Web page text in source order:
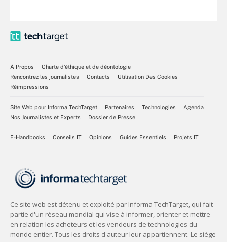
À Propos
Charte d’éthique et de déontologie
Rencontrez les journalistes
Contacts
Utilisation Des Cookies
Réimpressions
Site Web pour Informa TechTarget Partenaires Technologies
Agenda
Nos Journalistes et Experts
Dossier de Presse
E-Handbooks Conseils IT Opinions Guides Essentiels Projets IT